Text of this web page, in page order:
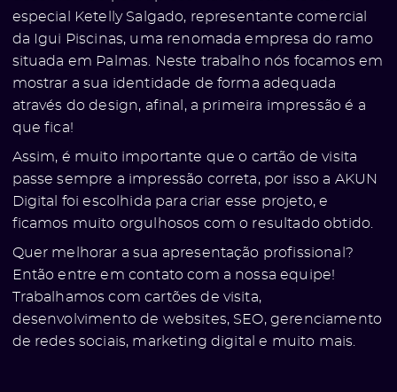
especial Ketelly Salgado, representante comercial
da Igui Piscinas, uma renomada empresa do ramo
situada em Palmas. Neste trabalho nós focamos em
mostrar a sua identidade de forma adequada
através do design, afinal, a primeira impressão é a
que fica!
Assim, é muito importante que o cartão de visita
passe sempre a impressão correta, por isso a AKUN
Digital foi escolhida para criar esse projeto, e
ficamos muito orgulhosos com o resultado obtido.
Quer melhorar a sua apresentação profissional?
Então entre em contato com a nossa equipe!
Trabalhamos com cartões de visita,
desenvolvimento de websites, SEO, gerenciamento
de redes sociais, marketing digital e muito mais.